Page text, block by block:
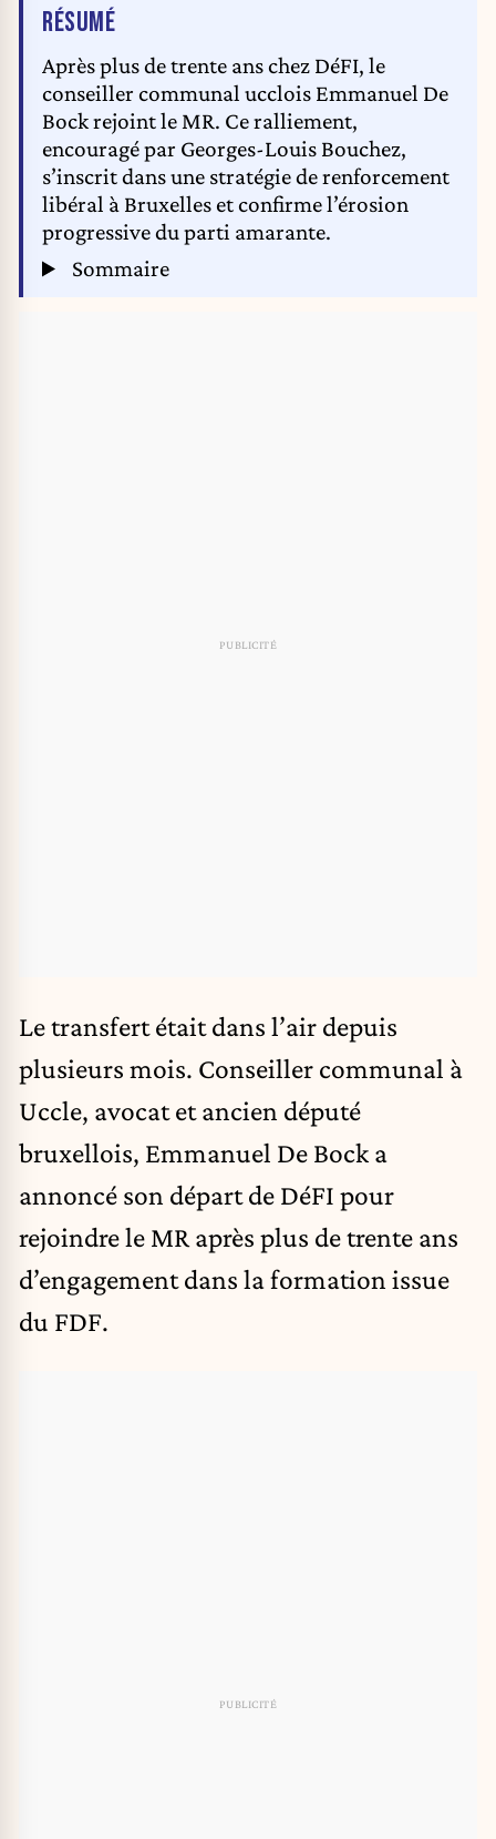
RÉSUMÉDE L'ARTICLE
Après plus de trente ans chez DéFI, le
conseiller communal ucclois Emmanuel De
Bock rejoint le MR. Ce ralliement,
encouragé par Georges-Louis Bouchez,
s’inscrit dans une stratégie de renforcement
libéral à Bruxelles et confirme l’érosion
progressive du parti amarante.
Sommaire
Le transfert était dans l’air depuis
plusieurs mois. Conseiller communal à
Uccle, avocat et ancien député
bruxellois, Emmanuel De Bock a
annoncé son départ de DéFI pour
rejoindre le MR après plus de trente ans
d’engagement dans la formation issue
du FDF.